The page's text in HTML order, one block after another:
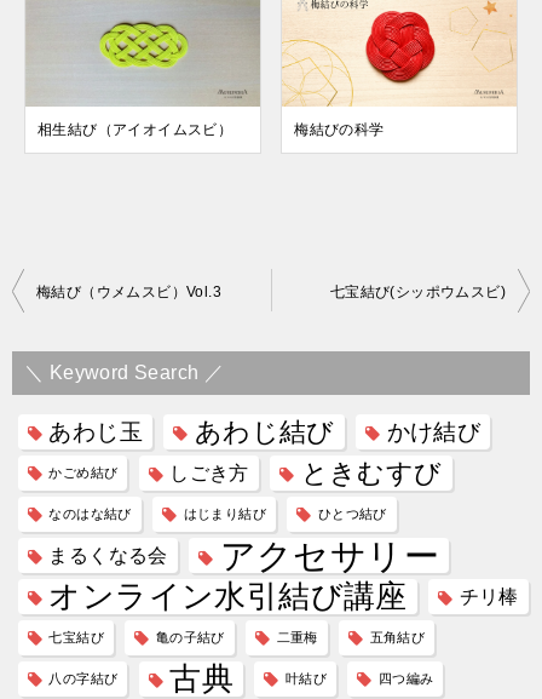
相生結び（アイオイムスビ） 梅結びの科学
投
ナ
ゲ
ー
シ
ョ
ン
梅結び（ウメムスビ）Vol.3 七宝結び(シッポウムスビ)
＼ Keyword Search ／
あわじ玉 あわじ結び かけ結び
かごめ結び しごき方 ときむすび
なのはな結び はじまり結び ひとつ結び
まるくなる会 アクセサリー
オンライン水引結び講座 チリ棒
七宝結び 亀の子結び 二重梅 五角結び
八の字結び 古典 叶結び 四つ編み